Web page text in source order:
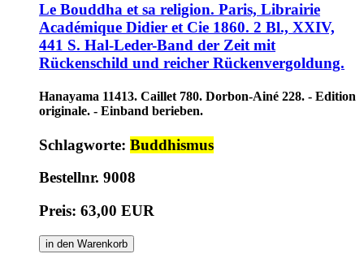
Le Bouddha et sa religion. Paris, Librairie
Académique Didier et Cie 1860. 2 Bl., XXIV,
441 S. Hal-Leder-Band der Zeit mit
Rückenschild und reicher Rückenvergoldung.
Hanayama 11413. Caillet 780. Dorbon-Ainé 228. - Edition
originale. - Einband berieben.
Schlagworte: Buddhismus
Bestellnr. 9008
Preis: 63,00 EUR
in den Warenkorb